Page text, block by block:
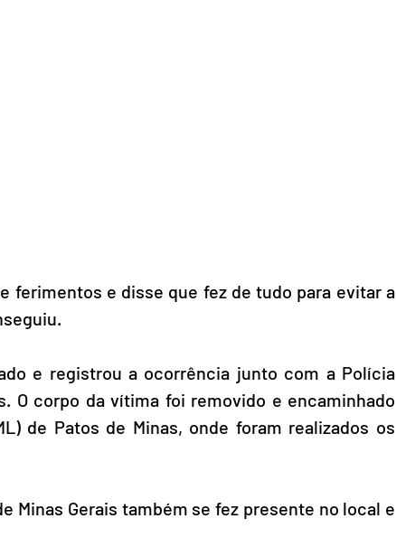
ferimentos e disse que fez de tudo para evitar a
e registrou a ocorrência junto com a Polícia
O corpo da vítima foi removido e encaminhado
de Patos de Minas, onde foram realizados os
Minas Gerais também se fez presente no local e